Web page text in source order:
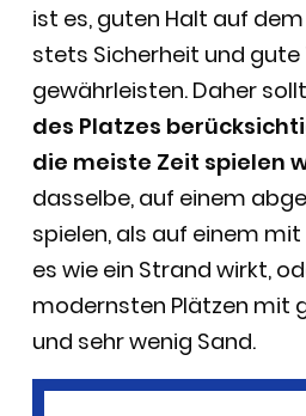
ist es, guten Halt auf
stets Sicherheit und gute
gewährleisten. Daher
des Platzes
die meiste Zeit spielen
dasselbe, auf einem
spielen, als auf einem mit
es wie ein Strand wirkt,
modernsten Plätzen mit
und sehr wenig Sand.